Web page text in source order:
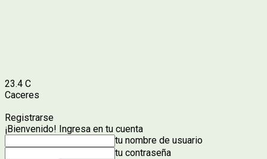
23.4 C
Caceres
Registrarse
¡Bienvenido! Ingresa en tu cuenta
tu nombre de usuario
tu contraseña